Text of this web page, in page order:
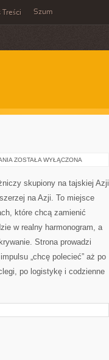
Treści Szum
MALEZJA
ZOSTAŁA WYŁĄCZONA
skupiony na tajskiej Azji
na Azji. To miejsce
które chcą zamienić
w realny harmonogram, a
Strona prowadzi
„chcę polecieć” aż po
po logistykę i codzienne